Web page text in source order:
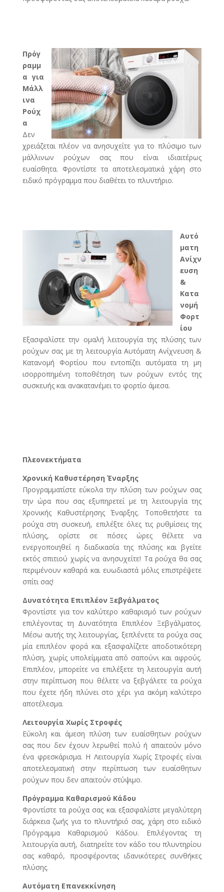
Πρόγ
ραμμ
α για
Μάλλ
ινα
Ρούχ
α
Δεν
χρειάζεται πλέον να ανησυχείτε για το πλύσιμο των
μάλλινων ρούχων σας που είναι ιδιαιτέρως
ευαίσθητα. Φροντίστε τα αποτελεσματικά χάρη στο
ειδικό πρόγραμμα που διαθέτει το πλυντήριο.
Αυτό
ματη
Ανίχν
ευση
&
Κατα
νομή
Φορτ
ίου
Εξασφαλίστε την ομαλή λειτουργία της πλύσης των
ρούχων σας με τη λειτουργία Αυτόματη Ανίχνευση &
Κατανομή Φορτίου που εντοπίζει αυτόματα τη μη
ισορροπημένη τοποθέτηση των ρούχων εντός της
συσκευής και ανακατανέμει το φορτίο άμεσα.
Πλεονεκτήματα
Χρονική Καθυστέρηση Έναρξης
Προγραμματίστε εύκολα την πλύση των ρούχων σας
την ώρα που σας εξυπηρετεί με τη λειτουργία της
Χρονικής Καθυστέρησης Έναρξης. Τοποθετήστε τα
ρούχα στη συσκευή, επιλέξτε όλες τις ρυθμίσεις της
πλύσης, ορίστε σε πόσες ώρες θέλετε να
ενεργοποιηθεί η διαδικασία της πλύσης και βγείτε
εκτός σπιτιού χωρίς να ανησυχείτε! Τα ρούχα θα σας
περιμένουν καθαρά και ευωδιαστά μόλις επιστρέψετε
σπίτι σας!
Δυνατότητα Επιπλέον Ξεβγάλματος
Φροντίστε για τον καλύτερο καθαρισμό των ρούχων
επιλέγοντας τη Δυνατότητα Επιπλέον Ξεβγάλματος.
Μέσω αυτής της λειτουργίας, ξεπλένετε τα ρούχα σας
μία επιπλέον φορά και εξασφαλίζετε αποδοτικότερη
πλύση, χωρίς υπολείμματα από σαπούνι και αφρούς.
Επιπλέον, μπορείτε να επιλέξετε τη λειτουργία αυτή
στην περίπτωση που θέλετε να ξεβγάλετε τα ρούχα
που έχετε ήδη πλύνει στο χέρι για ακόμη καλύτερο
αποτέλεσμα.
Λειτουργία Χωρίς Στροφές
Εύκολη και άμεση πλύση των ευαίσθητων ρούχων
σας που δεν έχουν λερωθεί πολύ ή απαιτούν μόνο
ένα φρεσκάρισμα. Η Λειτουργία Χωρίς Στροφές είναι
αποτελεσματική στην περίπτωση των ευαίσθητων
ρούχων που δεν απαιτούν στύψιμο.
Πρόγραμμα Καθαρισμού Κάδου
Φροντίστε τα ρούχα σας και εξασφαλίστε μεγαλύτερη
διάρκεια ζωής για το πλυντήριό σας, χάρη στο ειδικό
Πρόγραμμα Καθαρισμού Κάδου. Επιλέγοντας τη
λειτουργία αυτή, διατηρείτε τον κάδο του πλυντηρίου
σας καθαρό, προσφέροντας ιδανικότερες συνθήκες
πλύσης.
Αυτόματη Επανεκκίνηση